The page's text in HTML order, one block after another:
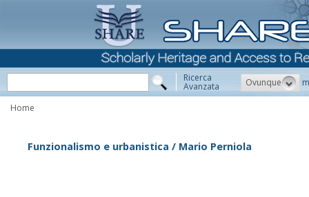
Ricerca
Avanzata Ovunque
Home
Funzionalismo e urbanistica / Mario Perniola